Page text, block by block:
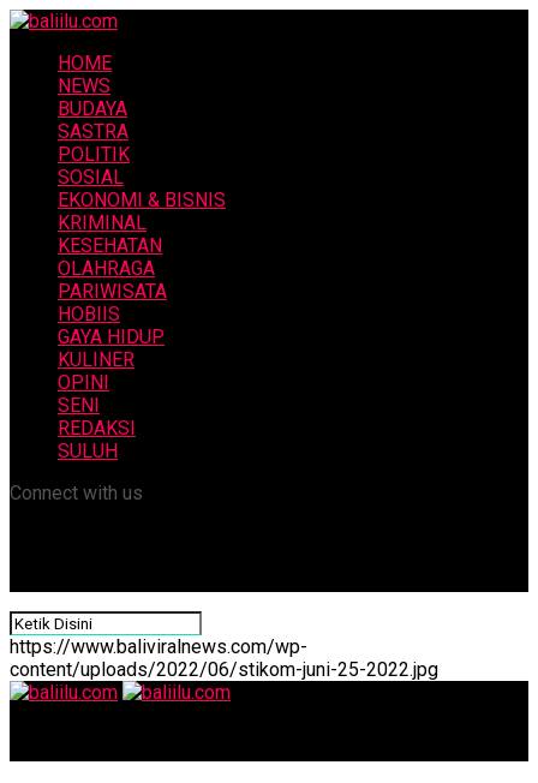
HOME
NEWS
BUDAYA
SASTRA
POLITIK
SOSIAL
EKONOMI & BISNIS
KRIMINAL
KESEHATAN
OLAHRAGA
PARIWISATA
HOBIIS
GAYA HIDUP
KULINER
OPINI
SENI
REDAKSI
SULUH
Connect with us
https://www.baliviralnews.com/wp-
content/uploads/2022/06/stikom-juni-25-2022.jpg